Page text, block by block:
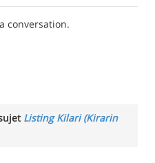
conversation.
Listing Kilari (Kirarin